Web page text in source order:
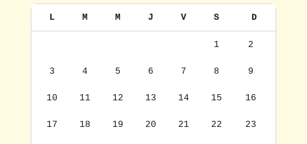
L M M J V S D
1 2
3 4 5 6 7 8 9
10 11 12 13 14 15 16
17 18 19 20 21 22 23